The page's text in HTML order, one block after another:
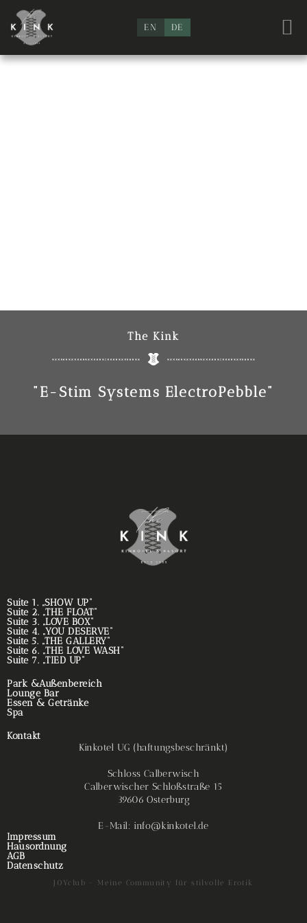
EN DE
The Kink
"E-Stim Systems ElectroPebble"
Suite 1. „SHOW UP“
Suite 2. „THE FLOAT“
Suite 3. „LOVE BOX“
Suite 4. „YOU DESERVE“
Suite 5. „THE GALLERY“
Suite 6. „THE LOVE WASH“
Suite 7. „TIED UP“
Park &Außenbereich
Lounge Bar
Essen & Getränke
Spa
Kontakt
Kinkotel UG (haftungsbeschränkt)
Schloss Calberwisch
Calberwischer Schloßstraße 15
39606 Osterburg
E-Mail: info@kinkotel.de
Impressum
Hausordnung
AGB
Datenschutz
J0Yclub – Meine Community für stilvolle Erotik